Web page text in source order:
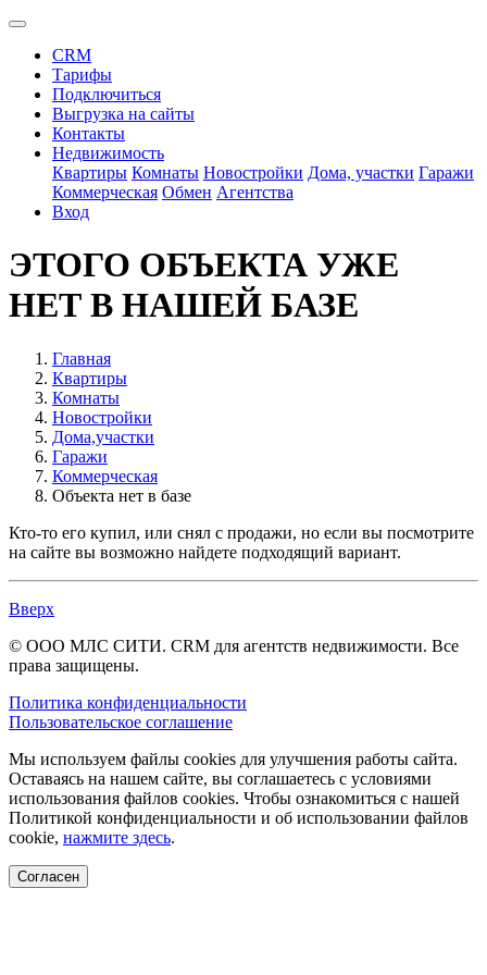
CRM
Тарифы
Подключиться
Выгрузка на сайты
Контакты
Недвижимость
Квартиры Комнаты Новостройки Дома, участки Гаражи
Коммерческая Обмен Агентства
Вход
ЭТОГО ОБЪЕКТА УЖЕ
НЕТ В НАШЕЙ БАЗЕ
Главная
Квартиры
Комнаты
Новостройки
Дома,участки
Гаражи
Коммерческая
Объекта нет в базе
Кто-то его купил, или снял с продажи, но если вы посмотрите
на сайте вы возможно найдете подходящий вариант.
Вверх
© ООО МЛС СИТИ. CRM для агентств недвижимости. Все
права защищены.
Политика конфиденциальности
Пользовательское соглашение
Мы используем файлы cookies для улучшения работы сайта.
Оставаясь на нашем сайте, вы соглашаетесь с условиями
использования файлов cookies. Чтобы ознакомиться с нашей
Политикой конфиденциальности и об использовании файлов
cookie, нажмите здесь.
Согласен